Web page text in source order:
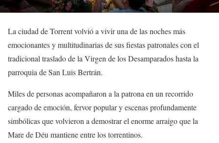
La ciudad de Torrent volvió a vivir una de las noches más
emocionantes y multitudinarias de sus fiestas patronales con el
tradicional traslado de la Virgen de los Desamparados hasta la
parroquia de San Luis Bertrán.
Miles de personas acompañaron a la patrona en un recorrido
cargado de emoción, fervor popular y escenas profundamente
simbólicas que volvieron a demostrar el enorme arraigo que la
Mare de Déu mantiene entre los torrentinos.